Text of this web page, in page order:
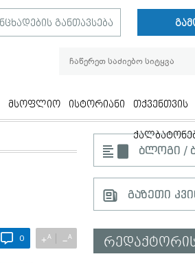
განთავსება
მსოფლიო ისტორიანი თქვენთვის
0 +A −A
ბლოგი /
გაზეთი